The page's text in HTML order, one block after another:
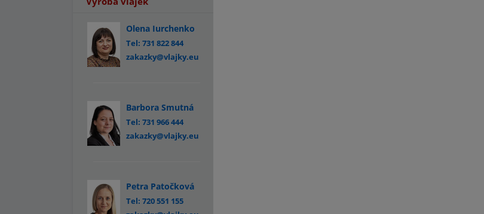
Olena Iurchenko
Tel: 731 822 844
zakazky@vlajky.eu
Barbora Smutná
Tel: 731 966 444
zakazky@vlajky.eu
Petra Patočková
Tel: 720 551 155